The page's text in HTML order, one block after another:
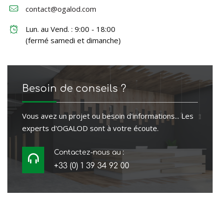
contact@ogalod.com
Lun. au Vend. : 9:00 - 18:00
(fermé samedi et dimanche)
Besoin de conseils ?
Vous avez un projet ou besoin d'informations... Les
experts d'OGALOD sont à votre écoute.
Contactez-nous au :
+33 (0) 1 39 34 92 00